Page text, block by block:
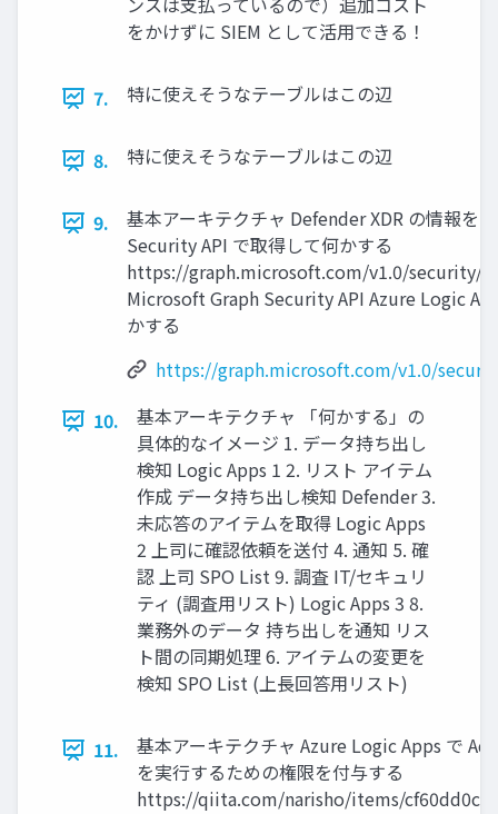
をかけずに SIEM として活用できる！
7. 特に使えそうなテーブルはこの辺
8. 特に使えそうなテーブルはこの辺
9.
基本アーキテクチャ Defender XDR の情報を
Security API で取得して何かする
https://graph.microsoft.com/v1.0/security/
Microsoft Graph Security API Azure Logic
かする
https://graph.microsoft.com/v1.0/
10.
基本アーキテクチャ 「何かする」の
具体的なイメージ 1. データ持ち出し
検知 Logic Apps 1 2. リスト アイテム
作成 データ持ち出し検知 Defender 3.
未応答のアイテムを取得 Logic Apps
2 上司に確認依頼を送付 4. 通知 5. 確
認 上司 SPO List 9. 調査 IT/セキュリ
ティ (調査用リスト) Logic Apps 3 8.
業務外のデータ 持ち出しを通知 リス
ト間の同期処理 6. アイテムの変更を
検知 SPO List (上長回答用リスト)
11.
基本アーキテクチャ Azure Logic Apps で
を実行するための権限を付与する
https://qiita.com/narisho/items/